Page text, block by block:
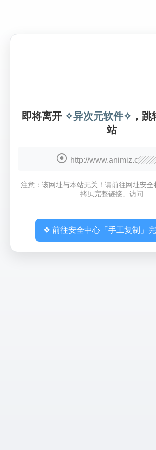
即将离开 ✧异次元软件✧ ，
站
http://
注意：该网址与本站无关！请前往网址安
拷贝完整链接」访问
❖ 前往安全中心「手工复制」